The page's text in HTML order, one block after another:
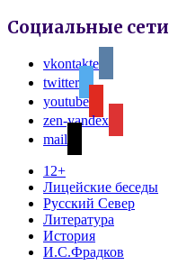
Социальные сети
vkontakte
twitter
youtube
zen-yandex
mail
12+
Лицейские беседы
Русский Север
Литература
История
И.С.Фрадков